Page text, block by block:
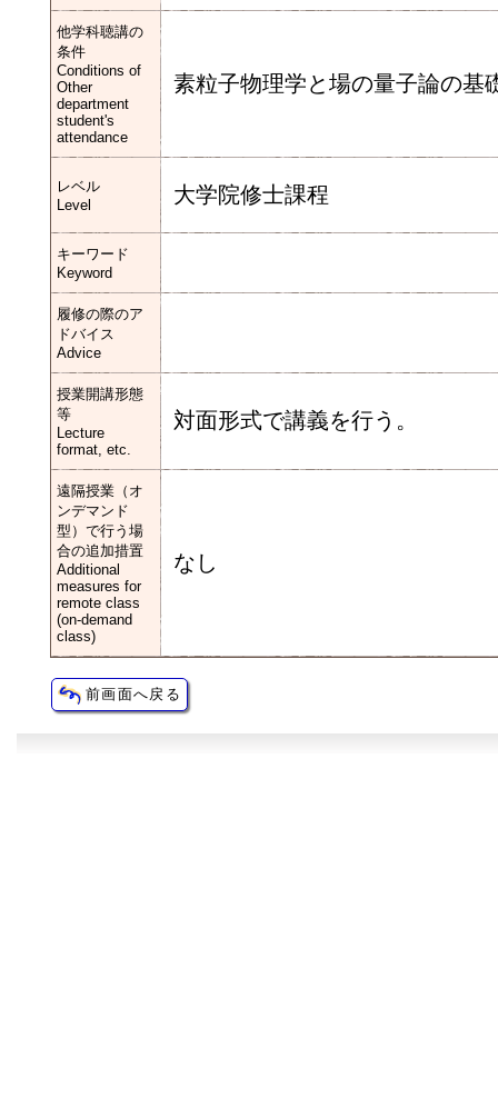
他学科聴講の
条件
Conditions of
Other
department
student's
attendance
素粒子物理学と場の量子論の基
レベル
Level
大学院修士課程
キーワード
Keyword
履修の際のア
ドバイス
Advice
授業開講形態
等
Lecture
format, etc.
対面形式で講義を行う。
遠隔授業（オ
ンデマンド
型）で行う場
合の追加措置
Additional
measures for
remote class
(on-demand
class)
なし